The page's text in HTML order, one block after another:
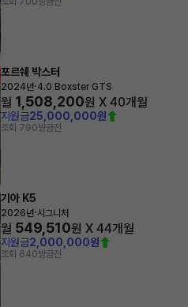
포르쉐 박스터
2024년·4.0 Boxster GTS
월 1,508,200원 X 40개월
지원금25,000,000원
조회 790방금전
기아 K5
2026년·시그니처
월 549,510원 X 44개월
지원금2,000,000원
조회 640방금전